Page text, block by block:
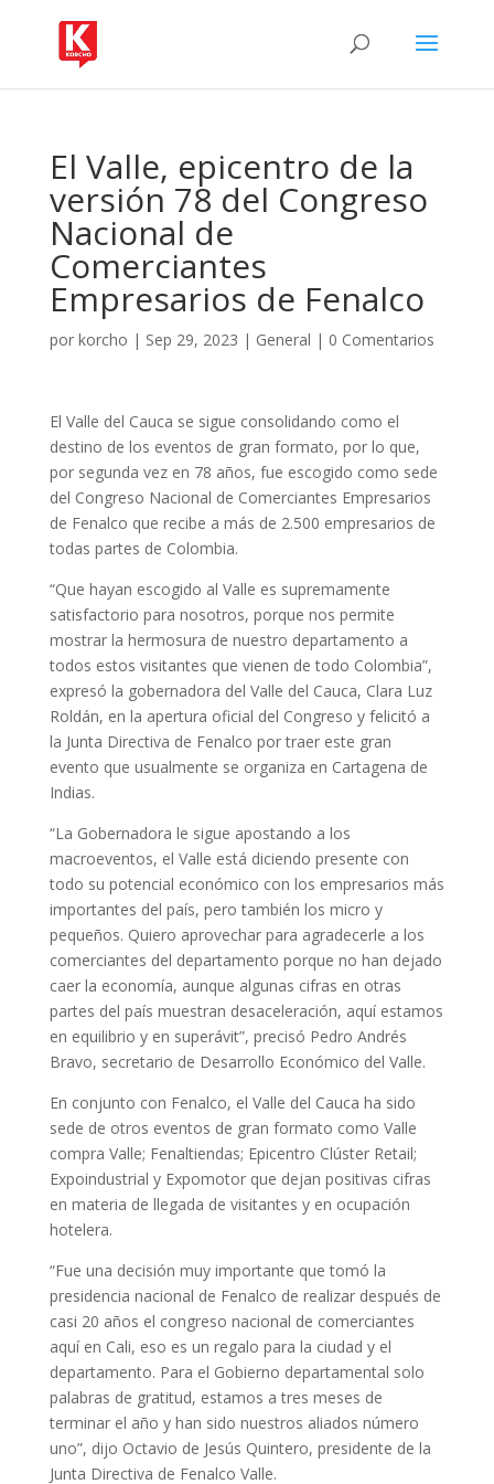
El Valle, epicentro de la
versión 78 del Congreso
Nacional de
Comerciantes
Empresarios de Fenalco
por korcho | Sep 29, 2023 | General | 0 Comentarios
El Valle del Cauca se sigue consolidando como el
destino de los eventos de gran formato, por lo que,
por segunda vez en 78 años, fue escogido como sede
del Congreso Nacional de Comerciantes Empresarios
de Fenalco que recibe a más de 2.500 empresarios de
todas partes de Colombia.
“Que hayan escogido al Valle es supremamente
satisfactorio para nosotros, porque nos permite
mostrar la hermosura de nuestro departamento a
todos estos visitantes que vienen de todo Colombia”,
expresó la gobernadora del Valle del Cauca, Clara Luz
Roldán, en la apertura oficial del Congreso y felicitó a
la Junta Directiva de Fenalco por traer este gran
evento que usualmente se organiza en Cartagena de
Indias.
“La Gobernadora le sigue apostando a los
macroeventos, el Valle está diciendo presente con
todo su potencial económico con los empresarios más
importantes del país, pero también los micro y
pequeños. Quiero aprovechar para agradecerle a los
comerciantes del departamento porque no han dejado
caer la economía, aunque algunas cifras en otras
partes del país muestran desaceleración, aquí estamos
en equilibrio y en superávit”, precisó Pedro Andrés
Bravo, secretario de Desarrollo Económico del Valle.
En conjunto con Fenalco, el Valle del Cauca ha sido
sede de otros eventos de gran formato como Valle
compra Valle; Fenaltiendas; Epicentro Clúster Retail;
Expoindustrial y Expomotor que dejan positivas cifras
en materia de llegada de visitantes y en ocupación
hotelera.
“Fue una decisión muy importante que tomó la
presidencia nacional de Fenalco de realizar después de
casi 20 años el congreso nacional de comerciantes
aquí en Cali, eso es un regalo para la ciudad y el
departamento. Para el Gobierno departamental solo
palabras de gratitud, estamos a tres meses de
terminar el año y han sido nuestros aliados número
uno”, dijo Octavio de Jesús Quintero, presidente de la
Junta Directiva de Fenalco Valle.